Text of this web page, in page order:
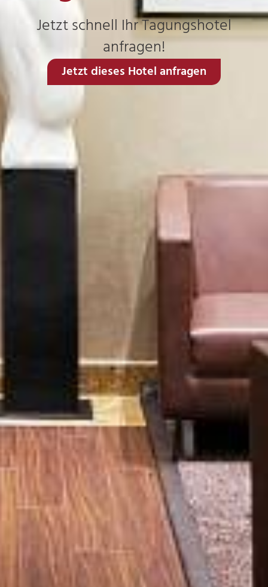
Jetzt schnell Ihr Tagungshotel
anfragen!
Jetzt dieses Hotel anfragen